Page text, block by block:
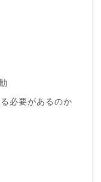
必要があるのか